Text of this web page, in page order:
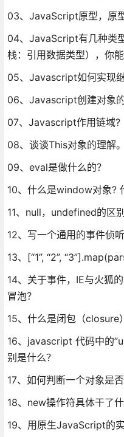
03、JavaScript原型，原
04、JavaScript有几种类
栈：引用数据类型），你
05、Javascript如何实现继
06、Javascript创建对象的
07、Javascript作用链域?
08、谈谈This对象的理解。
09、eval是做什么的？
10、什么是window对象?
11、null，undefined的区别
12、写一个通用的事件侦
13、[“1”, “2”,
14、关于事件，IE与火狐
冒泡？
15、什么是闭包（closure
16、javascript 代码中的
别是什么？
17、如何判断一个对象是
18、new操作符具体干了
19、用原生JavaScript的